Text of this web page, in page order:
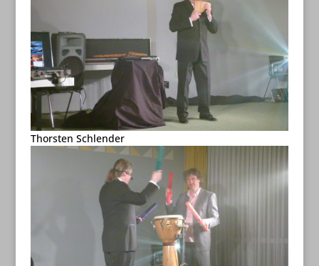
Thorsten Schlender